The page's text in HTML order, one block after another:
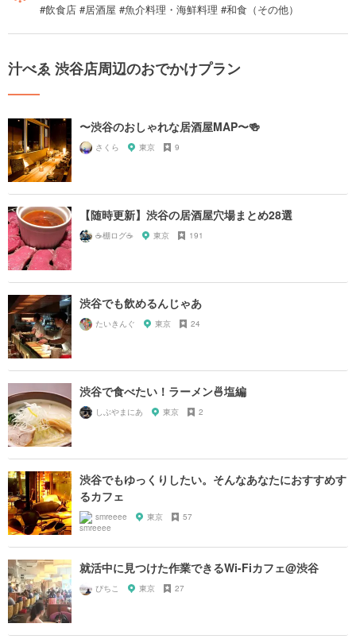
#飲食店 #居酒屋 #魚介料理・海鮮料理 #和食（その他）
汁べゑ 渋谷店周辺のおでかけプラン
〜渋谷のおしゃれな居酒屋MAP〜🍻
さくら 東京 9
【随時更新】渋谷の居酒屋穴場まとめ28選
☕️棚ログ☕️ 東京 191
渋谷でも飲めるんじゃあ
たいきんぐ 東京 24
渋谷で食べたい！ラーメン🍜塩編
しぶやまにあ 東京 2
渋谷でもゆっくりしたい。そんなあなたにおすすめす
るカフェ
smreeee 東京 57
就活中に見つけた作業できるWi-Fiカフェ@渋谷
ぴちこ 東京 27